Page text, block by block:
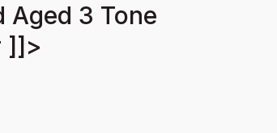
Aged 3 Tone
]]>